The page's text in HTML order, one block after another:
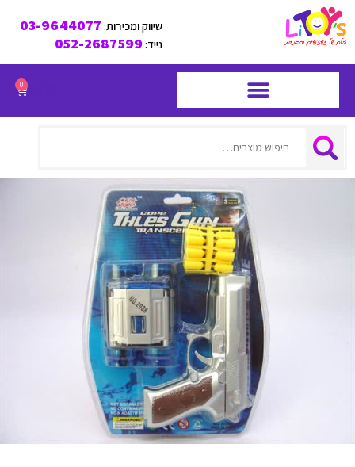
שיווק ומכירות: 03-9644077
נייד:052-2687599
0
חיפוש